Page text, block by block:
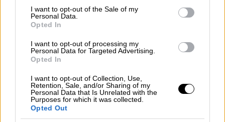
consent section.
I want to opt-out of the Sale of my
Personal Data.
Opted In
I want to opt-out of processing my
Personal Data for Targeted Advertising.
Opted In
I want to opt-out of Collection, Use,
Retention, Sale, and/or Sharing of my
Personal Data that Is Unrelated with the
Purposes for which it was collected.
Opted Out